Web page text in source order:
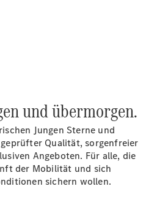
uns
und übermorgen.
Jungen Sterne und
Qualität, sorgenfreier
Angeboten. Für alle, die
der Mobilität und sich
sichern wollen.